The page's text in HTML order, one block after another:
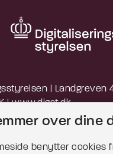
| Landgreven 4
|www.digst.dk
| CVR: 34051178
over dine
benytter cookies